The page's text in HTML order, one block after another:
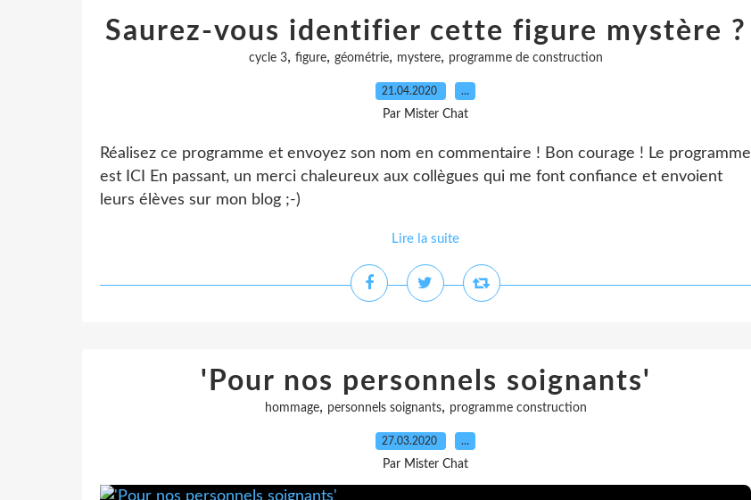
Saurez-vous identifier cette figure mystère ?
cycle 3, figure, géométrie, mystere, programme de construction
21.04.2020 …
Par Mister Chat
Réalisez ce programme et envoyez son nom en commentaire ! Bon courage ! Le programme
est ICI En passant, un merci chaleureux aux collègues qui me font confiance et envoient
leurs élèves sur mon blog ;-)
Lire la suite
'Pour nos personnels soignants'
hommage, personnels soignants, programme construction
27.03.2020 …
Par Mister Chat